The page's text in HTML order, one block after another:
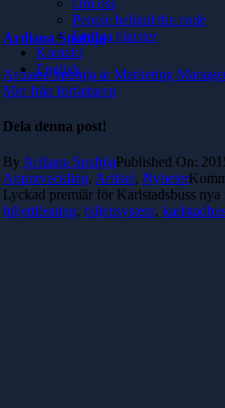
Om oss
People behind the code
Lediga tjänster
Kontakt
English
Ardiana Spahija
Ardiana Spahija är Marketing
Mer från författaren
Dela denna post!
By Ardiana SpahijaPublished On:
Apputveckling, Artikel, Nyheter
Lyckad premiär för Karlstadsbuss
biljettlösning, biljettsystem,